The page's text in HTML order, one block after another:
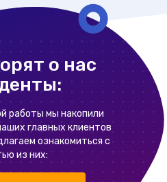
о нас
работы мы накопили
главных клиентов
ознакомиться с
из них: